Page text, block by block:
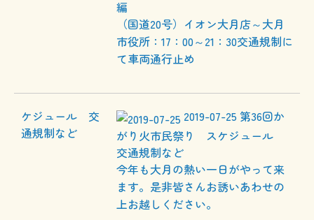
編
（国道20号）イオン大月店～大月
市役所：17：00～21：30交通規制に
て車両通行止め
2019-07-25 第36回か
がり火市民祭り スケジュール
交通規制など
今年も大月の熱い一日がやって来
ます。是非皆さんお誘いあわせの
上お越しください。